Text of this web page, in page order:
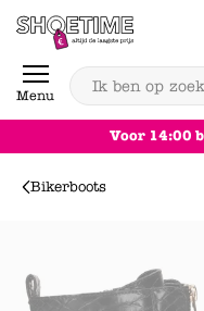
Skip to content
Menu
Bikerboots